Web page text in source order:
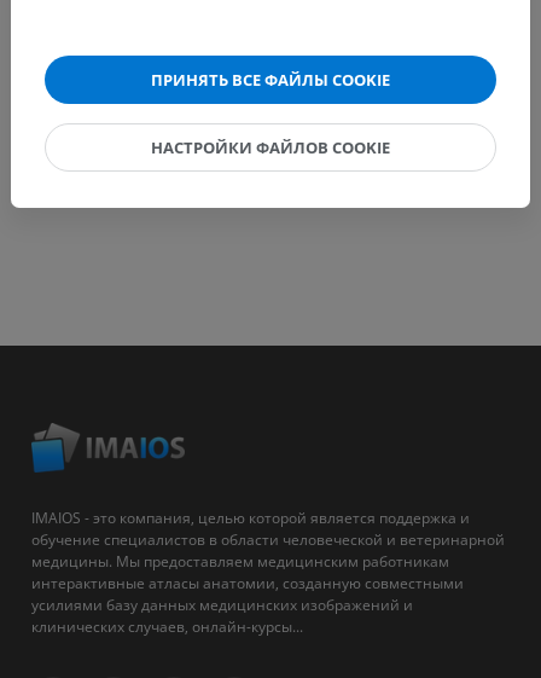
СКАЧАТЬ ПРИЛОЖЕНИЕ
IMAIOS - это компания, целью которой является поддержка и
обучение специалистов в области человеческой и ветеринарной
медицины. Мы предоставляем медицинским работникам
интерактивные атласы анатомии, созданную совместными
усилиями базу данных медицинских изображений и
клинических случаев, онлайн-курсы...
ПРИНЯТЬ ВСЕ ФАЙЛЫ COOKIE
НАСТРОЙКИ ФАЙЛОВ COOKIE